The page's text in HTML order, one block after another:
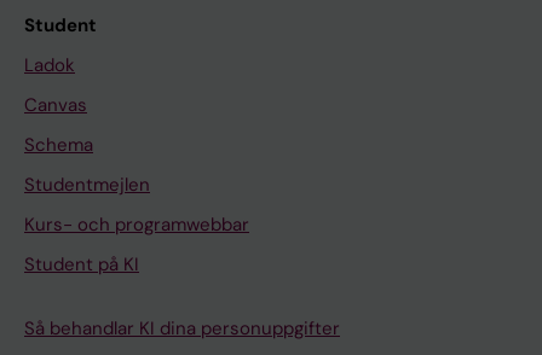
Student
Ladok
Canvas
Schema
Studentmejlen
Kurs- och programwebbar
Student på KI
Så behandlar KI dina personuppgifter